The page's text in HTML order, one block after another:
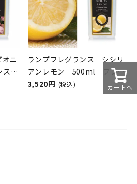
ニ
ラ
ランプフレグランス シシリ
アンレモン 500ml フレグ
ランスランプ用オイル
ASHLEIGH&BURWOOD（ア
3,520円 (税込) カートへ